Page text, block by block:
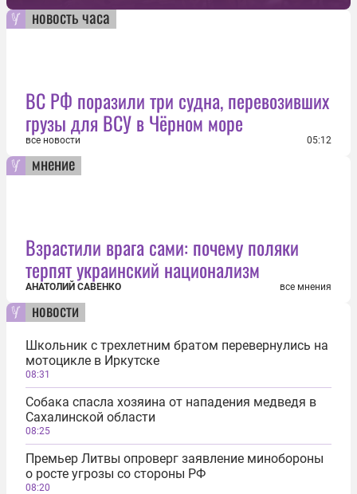
новость часа
ВС РФ поразили три судна, перевозивших
грузы для ВСУ в Чёрном море
все новости 05:12
мнение
Взрастили врага сами: почему поляки
терпят украинский национализм
АНАТОЛИЙ САВЕНКО все мнения
новости
Школьник с трехлетним братом перевернулись на
мотоцикле в Иркутске
08:31
Собака спасла хозяина от нападения медведя в
Сахалинской области
08:25
Премьер Литвы опроверг заявление минобороны
о росте угрозы со стороны РФ
08:20